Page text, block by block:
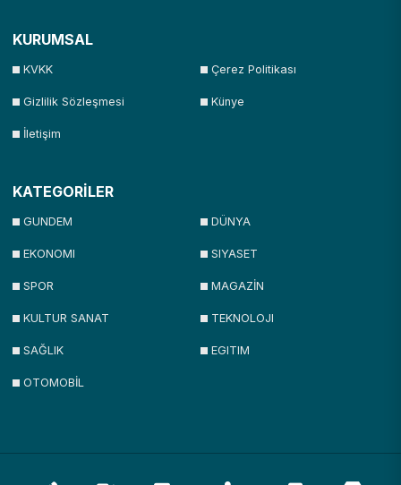
KURUMSAL
KVKK Çerez Politikası
Gizlilik Sözleşmesi Künye
İletişim
KATEGORİLER
GUNDEM DÜNYA
EKONOMI SIYASET
SPOR MAGAZİN
KULTUR SANAT TEKNOLOJI
SAĞLIK EGITIM
OTOMOBİL